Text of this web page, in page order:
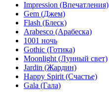
Impression (Впечатления)
Gem (Джем)
Flash (Блеск)
Arabesco (Арабеска)
1001 ночь
Gothic (Готика)
Moonlight (Лунный свет)
Jardin (Жардин)
Happy Spirit (Счастье)
Gala (Гала)